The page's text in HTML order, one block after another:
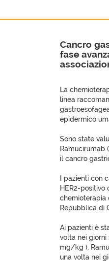
Cancro
fase
La
linea
epidermico
Sono state
Ramucirumab
il cancro
I pazienti con
HER2-
chemioterapia
Repubblica di
Ai pazienti è
volta nei giorni
mg/kg ),
una volta nei